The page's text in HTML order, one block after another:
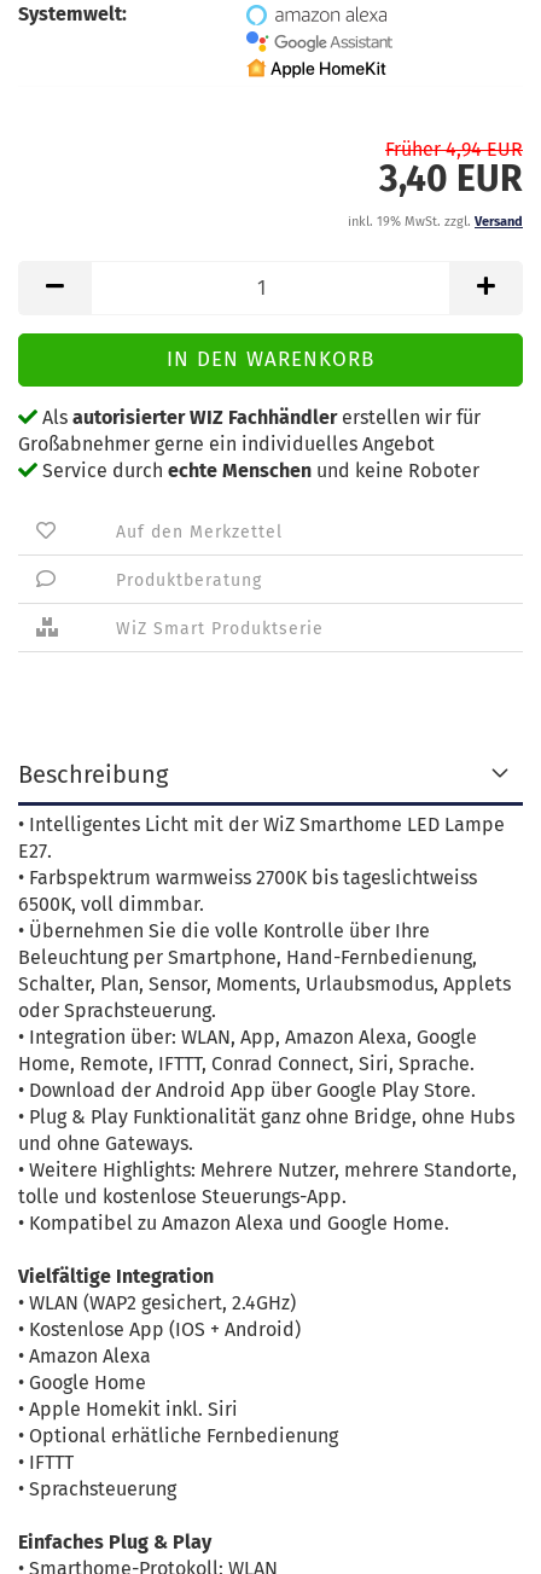
Systemwelt:
Früher 4,94 EUR
3,40 EUR
inkl. 19% MwSt. zzgl. Versand
Als autorisierter WIZ Fachhändlererstellen wir für
Großabnehmer gerne ein individuelles Angebot
Service durch echte Menschen und keine Roboter
Auf den Merkzettel
Produktberatung
WiZ Smart Produktserie
Beschreibung
• Intelligentes Licht mit der WiZ Smarthome LED Lampe
E27.
• Farbspektrum warmweiss 2700K bis tageslichtweiss
6500K, voll dimmbar.
• Übernehmen Sie die volle Kontrolle über Ihre
Beleuchtung per Smartphone, Hand-Fernbedienung,
Schalter, Plan, Sensor, Moments, Urlaubsmodus, Applets
oder Sprachsteuerung.
• Integration über: WLAN, App, Amazon Alexa, Google
Home, Remote, IFTTT, Conrad Connect, Siri, Sprache.
• Download der Android App über Google Play Store.
• Plug & Play Funktionalität ganz ohne Bridge, ohne Hubs
und ohne Gateways.
• Weitere Highlights: Mehrere Nutzer, mehrere Standorte,
tolle und kostenlose Steuerungs-App.
• Kompatibel zu Amazon Alexa und Google Home.
Vielfältige Integration
• WLAN (WAP2 gesichert, 2.4GHz)
• Kostenlose App (IOS + Android)
• Amazon Alexa
• Google Home
• Apple Homekit inkl. Siri
• Optional erhätliche Fernbedienung
• IFTTT
• Sprachsteuerung
Einfaches Plug & Play
• Smarthome-Protokoll: WLAN